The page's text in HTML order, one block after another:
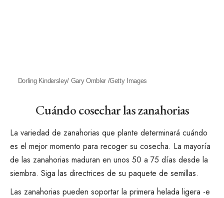
Dorling Kindersley/ Gary Ombler /Getty Images
Cuándo cosechar las zanahorias
La variedad de zanahorias que plante determinará cuándo
es el mejor momento para recoger su cosecha. La mayoría
de las zanahorias maduran en unos 50 a 75 días desde la
siembra. Siga las directrices de su paquete de semillas.
Las zanahorias pueden soportar la primera helada ligera -e